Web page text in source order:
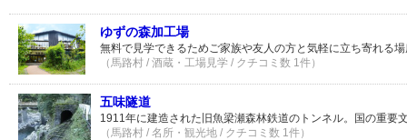
ゆずの森加工場
無料で見学できるためご家族や友人の方と気軽に立ち寄れる
（馬路村 / 酒蔵・工場見学 / クチコミ数 1件）
五味隧道
1911年に建造された旧魚梁瀬森林鉄道のトンネル。国の重要
（馬路村 / 名所・観光地 / クチコミ数 1件）